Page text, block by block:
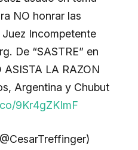
NO honrar las
Incompetente
De “SASTRE” en
LA RAZON
Argentina y Chubut
9Kr4gZKImF